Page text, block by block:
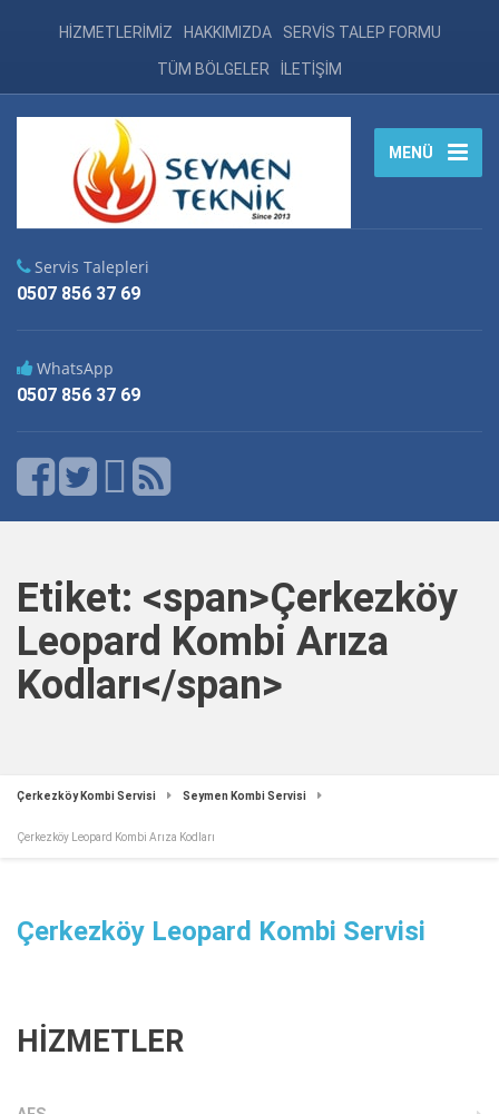
HİZMETLERİMİZ HAKKIMIZDA SERVİS TALEP FORMU
TÜM BÖLGELER İLETİŞİM
MENÜ
Servis Talepleri
0507 856 37 69
WhatsApp
0507 856 37 69
Etiket: <span>Çerkezköy
Leopard Kombi Arıza
Kodları</span>
Çerkezköy Kombi Servisi Seymen Kombi Servisi
Çerkezköy Leopard Kombi Arıza Kodları
Çerkezköy Leopard Kombi Servisi
HİZMETLER